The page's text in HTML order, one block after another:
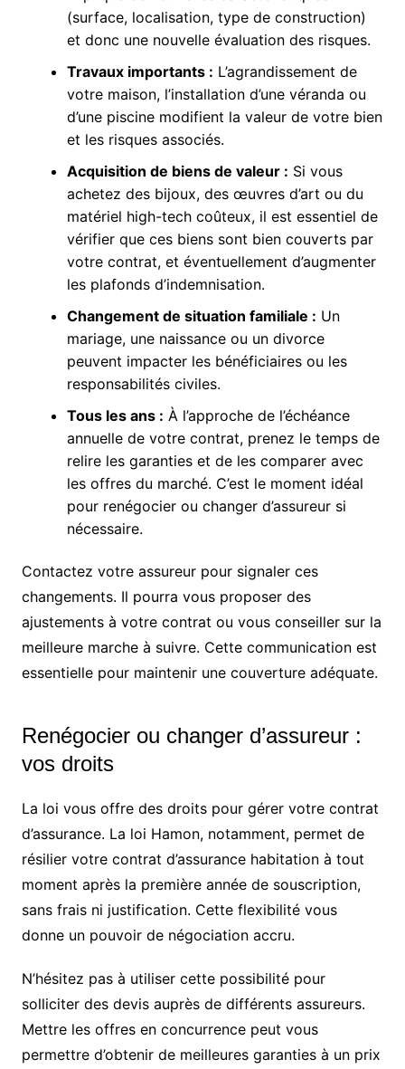
(surface, localisation, type de construction)
et donc une nouvelle évaluation des risques.
Travaux importants : L’agrandissement de
votre maison, l’installation d’une véranda ou
d’une piscine modifient la valeur de votre bien
et les risques associés.
Acquisition de biens de valeur : Si vous
achetez des bijoux, des œuvres d’art ou du
matériel high-tech coûteux, il est essentiel de
vérifier que ces biens sont bien couverts par
votre contrat, et éventuellement d’augmenter
les plafonds d’indemnisation.
Changement de situation familiale : Un
mariage, une naissance ou un divorce
peuvent impacter les bénéficiaires ou les
responsabilités civiles.
Tous les ans : À l’approche de l’échéance
annuelle de votre contrat, prenez le temps de
relire les garanties et de les comparer avec
les offres du marché. C’est le moment idéal
pour renégocier ou changer d’assureur si
nécessaire.
Contactez votre assureur pour signaler ces
changements. Il pourra vous proposer des
ajustements à votre contrat ou vous conseiller sur la
meilleure marche à suivre. Cette communication est
essentielle pour maintenir une couverture adéquate.
Renégocier ou changer d’assureur :
vos droits
La loi vous offre des droits pour gérer votre contrat
d’assurance. La loi Hamon, notamment, permet de
résilier votre contrat d’assurance habitation à tout
moment après la première année de souscription,
sans frais ni justification. Cette flexibilité vous
donne un pouvoir de négociation accru.
N’hésitez pas à utiliser cette possibilité pour
solliciter des devis auprès de différents assureurs.
Mettre les offres en concurrence peut vous
permettre d’obtenir de meilleures garanties à un prix